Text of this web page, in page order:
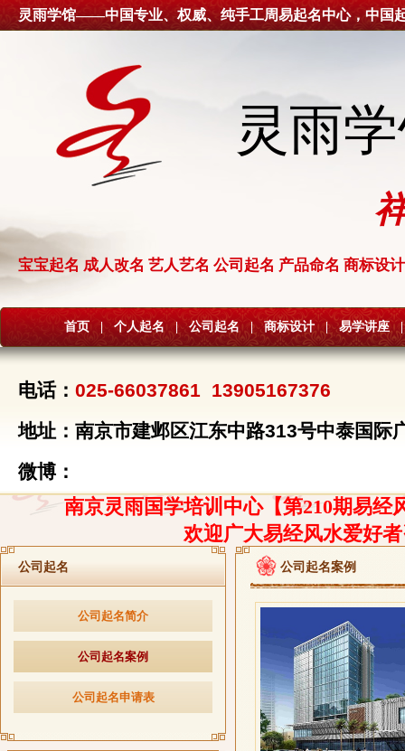
灵雨学馆——中国专业、权威、纯手工周易起名中心，中国
灵雨
宝宝起名 成人改名 艺人艺名 公司起名 产品命名 商标设计
首页 | 个人起名 | 公司起名 | 商标设计 | 易学讲座 |
电话： 025-66037861 13905167376
地址：南京市建邺区江东中路313号中泰国际
微博：
南京灵雨国学培训中心【第210期易经
欢迎广大易经风水爱好
公司起名
公司起名简介
公司起名案例
公司起名申请表
公司起名案例